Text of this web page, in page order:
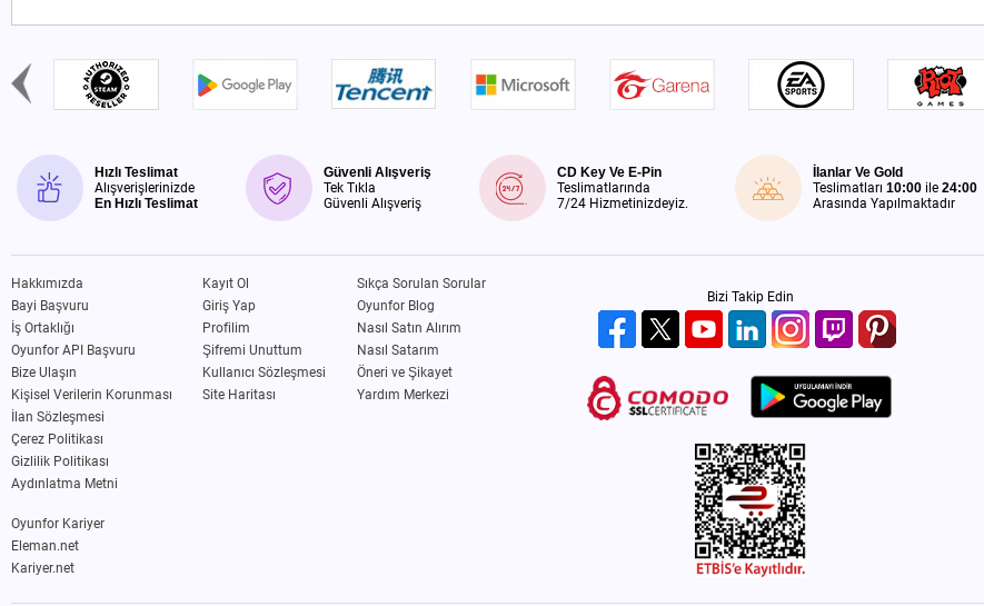
Hızlı Teslimat
Alışverişlerinizde
En Hızlı Teslimat
Güvenli Alışveriş
Tek Tıkla
Güvenli Alışveriş
CD Key Ve E-Pin
Teslimatlarında
7/24 Hizmetinizdeyiz.
İlanlar Ve Gold
Teslimatları10:00 ile24:00
Arasında Yapılmaktadır
Hakkımızda
Bayi Başvuru
İş Ortaklığı
Oyunfor API Başvuru
Bize Ulaşın
Kişisel Verilerin Korunması
İlan Sözleşmesi
Çerez Politikası
Gizlilik Politikası
Aydınlatma Metni
Kayıt Ol
Giriş Yap
Profilim
Şifremi Unuttum
Kullanıcı Sözleşmesi
Site Haritası
Sıkça Sorulan Sorular
Oyunfor Blog
Nasıl Satın Alırım
Nasıl Satarım
Öneri ve Şikayet
Yardım Merkezi
Oyunfor Kariyer
Eleman.net
Kariyer.net
Bizi Takip Edin